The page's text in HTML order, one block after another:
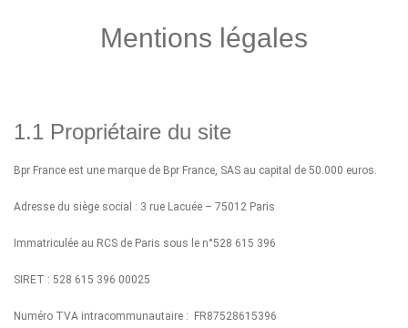
Mentions légales
1.1 Propriétaire du site
Bpr France est une marque de Bpr France, SAS au capital de 50.000 euros.
Adresse du siège social : 3 rue Lacuée – 75012 Paris
Immatriculée au RCS de Paris sous le n°528 615 396
SIRET : 528 615 396 00025
Numéro TVA intracommunautaire : FR87528615396